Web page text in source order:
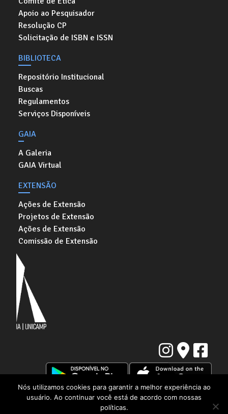
Apoio ao Pesquisador
Resolução CP
Solicitação de ISBN e ISSN
BIBLIOTECA
Repositório Institucional
Buscas
Regulamentos
Serviços Disponíveis
GAIA
A Galeria
GAIA Virtual
EXTENSÃO
Ações de Extensão
Projetos de Extensão
Ações de Extensão
Comissão de Extensão
Instituto de Artes da Universidade Estadual de Campinas
Rua Elis Regina, 50. Cidade Universitária "Zeferino Vaz" | Barão Geraldo,
Campinas - SP | CEP: 13083-854
Nós utilizamos cookies para garantir a melhor experiência ao
usuário. Ao continuar você está de acordo com nossas
políticas.